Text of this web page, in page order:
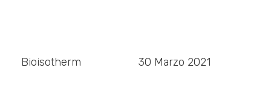
Bioisotherm 30 Marzo 2021